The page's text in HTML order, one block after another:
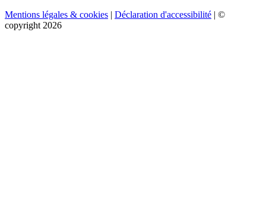
Mentions légales & cookies | Déclaration d'accessibilité | ©
copyright 2026